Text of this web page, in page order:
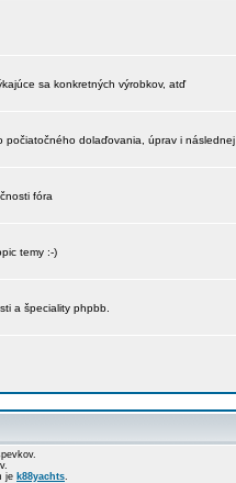
sa konkretných výrobkov, atď
počiatočného dolaďovania, úprav i
fóra
temy :-)
a špeciality phpbb.
je k88yachts.